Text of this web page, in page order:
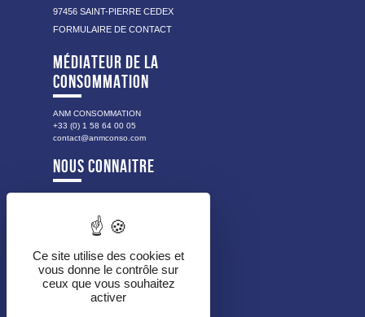
97456 SAINT-PIERRE CEDEX
FORMULAIRE DE CONTACT
MÉDIATEUR DE LA
CONSOMMATION
ANM CONSOMMATION
+33 (0) 1 58 64 00 05
contact@anmconso.com
NOUS CONNAITRE
NOS VALEURS
LES PUBLICS ACCOMPAGNÉS
NOS MISSIONS
NOTRE ORGANISATION
NOS PARTENAIRES
Ce site utilise des cookies et
vous donne le contrôle sur
ceux que vous souhaitez
activer